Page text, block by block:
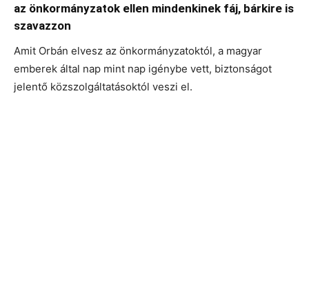
az önkormányzatok ellen mindenkinek fáj, bárkire is
szavazzon
Amit Orbán elvesz az önkormányzatoktól, a magyar
emberek által nap mint nap igénybe vett, biztonságot
jelentő közszolgáltatásoktól veszi el.